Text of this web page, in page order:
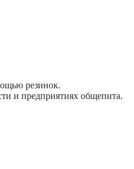
резинок.
и предприятиях общепита.